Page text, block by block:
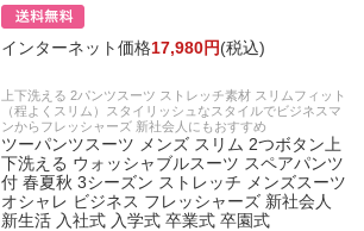
インターネット価格17,980円(税込)
上下洗える 2パンツスーツ ストレッチ素材 スリムフィット
（程よくスリム）スタイリッシュなスタイルでビジネスマ
ンからフレッシャーズ 新社会人にもおすすめ
ツーパンツスーツ メンズ スリム 2つボタン上
下洗える ウォッシャブルスーツ スペアパンツ
付 春夏秋 3シーズン ストレッチ メンズスーツ
オシャレ ビジネス フレッシャーズ 新社会人
新生活 入社式 入学式 卒業式 卒園式